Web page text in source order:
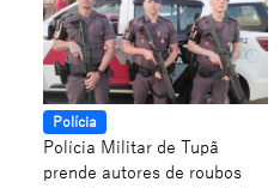
Polícia
Polícia Militar de Tupã
prende autores de roubos